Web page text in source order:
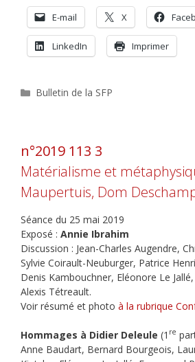
E-mail X
LinkedIn Imprimer
Catégories
Bulletin de la SFP
n°2019 113 3
Matérialisme et
Maupertuis, Dom
Séance du 25 mai 2019
Exposé : Annie Ibrahim
Discussion : Jean-Charles Augendre,
Sylvie Coirault-Neuburger, Patrice
Denis Kambouchner, Eléonore Le
Alexis Tétreault.
Voir résumé et photo à la rubrique
Hommages à Didier Deleule (1 re
Anne Baudart, Bernard Bourgeois,